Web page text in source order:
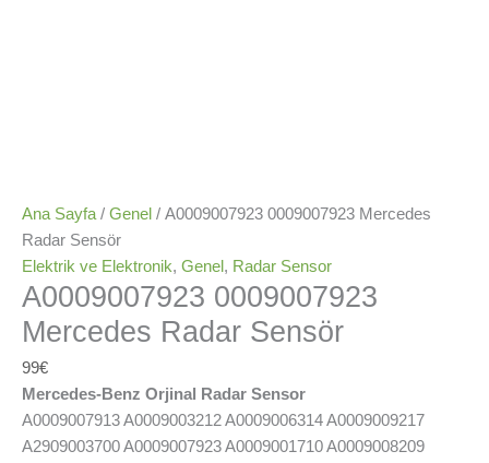
Ana Sayfa / Genel / A0009007923 0009007923 Mercedes
Radar Sensör
Elektrik ve Elektronik, Genel , Radar Sensor
A0009007923 0009007923
Mercedes Radar Sensör
99€
Mercedes-Benz Orjinal Radar Sensor
A0009007913 A0009003212 A0009006314 A0009009217
A2909003700 A0009007923 A0009001710 A0009008209